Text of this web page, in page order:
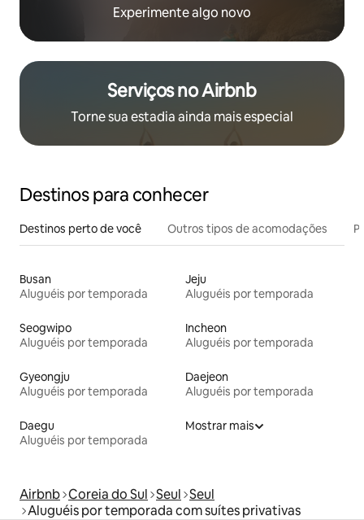
Experimente algo novo
Serviços no Airbnb
Torne sua estadia ainda mais especial
Destinos para conhecer
Destinos perto de você Outros tipos de acomodações
Busan
Aluguéis por temporada
Jeju
Aluguéis por temporada
Seogwipo
Aluguéis por temporada
Incheon
Aluguéis por temporada
Gyeongju
Aluguéis por temporada
Daejeon
Aluguéis por temporada
Daegu
Aluguéis por temporada
Mostrar mais
Airbnb Coreia do Sul Seul Seul
Aluguéis por temporada com suítes privativas